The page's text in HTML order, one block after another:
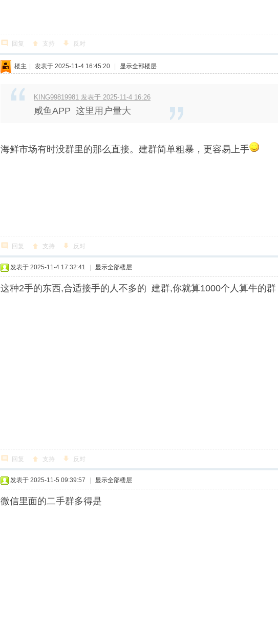
回复 支持 反对
楼主 | 发表于 2025-11-4 16:45:20 | 显示全部楼层
KING99819981 发表于 2025-11-4 16:26
咸鱼APP 这里用户量大
海鲜市场有时没群里的那么直接。建群简单粗暴，更容易上手
回复 支持 反对
发表于 2025-11-4 17:32:41 显示全部楼层
这种2手的东西,合适接手的人不多的 建群,你就算1000个人算牛的
回复 支持 反对
发表于 2025-11-5 09:39:57 显示全部楼层
微信里面的二手群多得是